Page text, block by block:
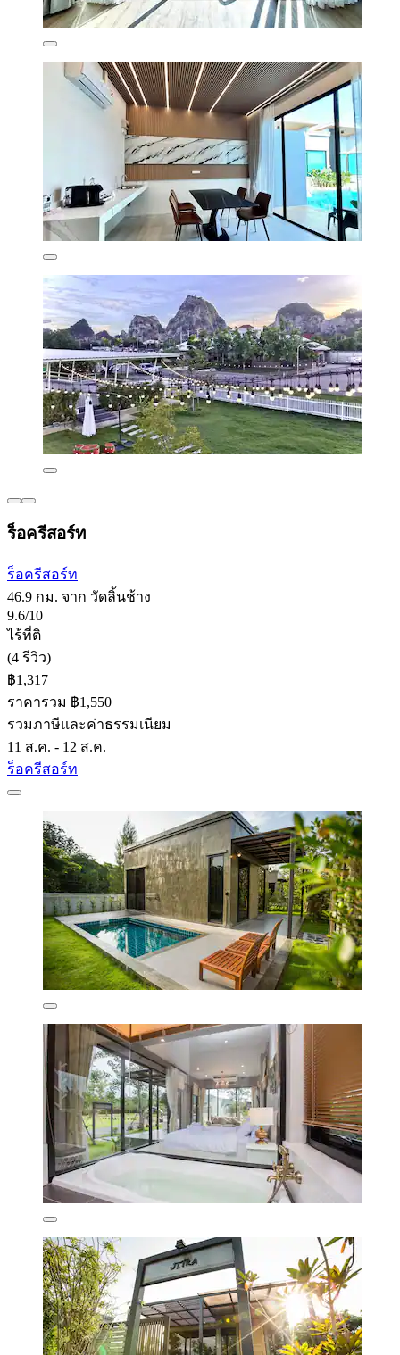
ร็อครีสอร์ท
ร็อครีสอร์ท
46.9 กม. จาก วัดลิ้นช้าง
9.6/10
ไร้ที่ติ
(4 รีวิว)
฿1,317
ราคารวม ฿1,550
รวมภาษีและค่าธรรมเนียม
11 ส.ค. - 12 ส.ค.
ร็อครีสอร์ท